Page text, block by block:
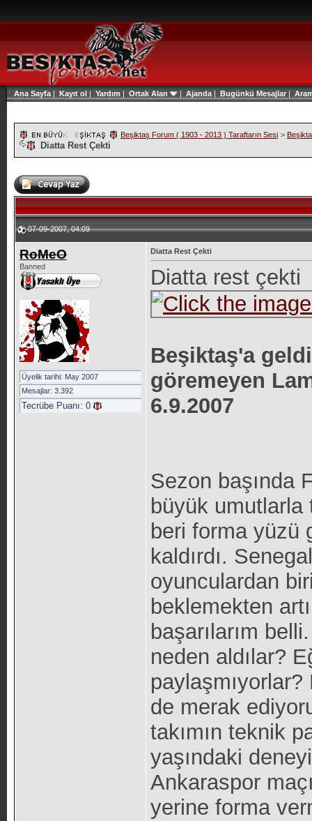
Ana Sayfa | Kayıt ol | Yardım | Ortak Alan | Ajanda | Bugünkü Mesajlar|
Beşiktaş Forum ( 1903 - 2013 ) Taraftarın Sesi >
Diatta Rest Çekti
07-09-2007, 04:09
RoMeO
Banned
Üyelik tarihi: May 2007
Mesajlar: 3.392
Tecrübe Puanı: 0
Diatta Rest Çekti
Diatta rest çekti
Beşiktaş'a
göremeyen
6.9.2007
Sezon başında
büyük
beri forma yüzü
kaldırdı.
oyunculardan
beklemekten
başarılarım
neden aldılar?
paylaşmıyorlar?
de merak
takımın teknik
yaşındaki
Ankaraspor
yerine forma